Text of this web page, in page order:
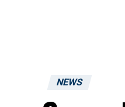
NEWS